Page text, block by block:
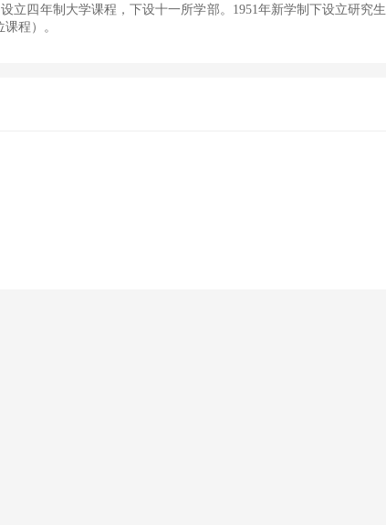
立四年制大学课程，下设十一所学部。1951年新学制下设立研究生